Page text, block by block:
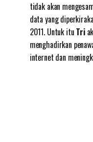
tidak akan
data yang
2011. Untuk itu Tri
menghadirkan
internet dan